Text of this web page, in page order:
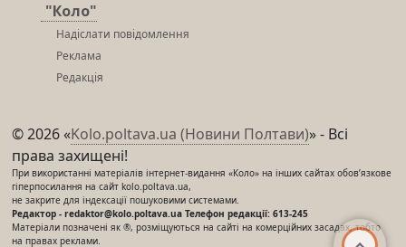
"Коло"
Надіслати повідомлення
Реклама
Редакція
© 2026 «Kolo.poltava.ua (Новини Полтави)» - Всі
права захищені!
При використанні матеріалів інтернет-видання «Коло» на інших сайтах обов’язкове
гіперпосилання на сайт kolo.poltava.ua,
не закрите для індексації пошуковими системами.
Редактор - redaktor@kolo.poltava.ua Телефон редакції: 613-245
Матеріали позначені як ®, розміщуються на сайті на комерційних засадах, тобто
на правах реклами.